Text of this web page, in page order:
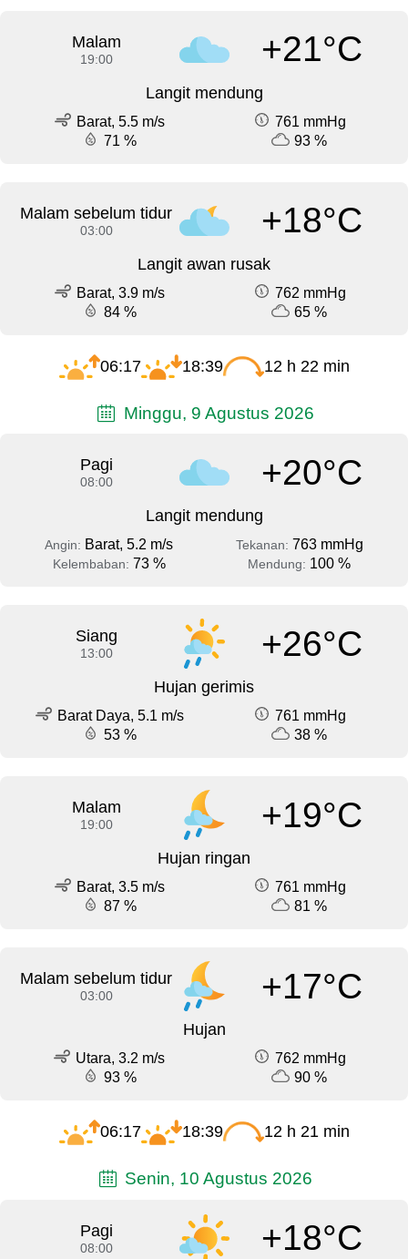
Malam
19:00 +21°C
Langit mendung
Barat, 5.5 m/s
761 mmHg
71 %
93 %
Malam sebelum tidur
03:00 +18°C
Langit awan rusak
Barat, 3.9 m/s
762 mmHg
84 %
65 %
06:17 18:39 12 h 22 min
Minggu, 9 Agustus 2026
Pagi
08:00 +20°C
Langit mendung
Angin: Barat, 5.2 m/s Tekanan: 763 mmHg
Kelembaban: 73 % Mendung: 100 %
Siang
13:00 +26°C
Hujan gerimis
Barat Daya, 5.1 m/s
761 mmHg
53 %
38 %
Malam
19:00 +19°C
Hujan ringan
Barat, 3.5 m/s
761 mmHg
87 %
81 %
Malam sebelum tidur
03:00 +17°C
Hujan
Utara, 3.2 m/s
762 mmHg
93 %
90 %
06:17 18:39 12 h 21 min
Senin, 10 Agustus 2026
Pagi
08:00 +18°C